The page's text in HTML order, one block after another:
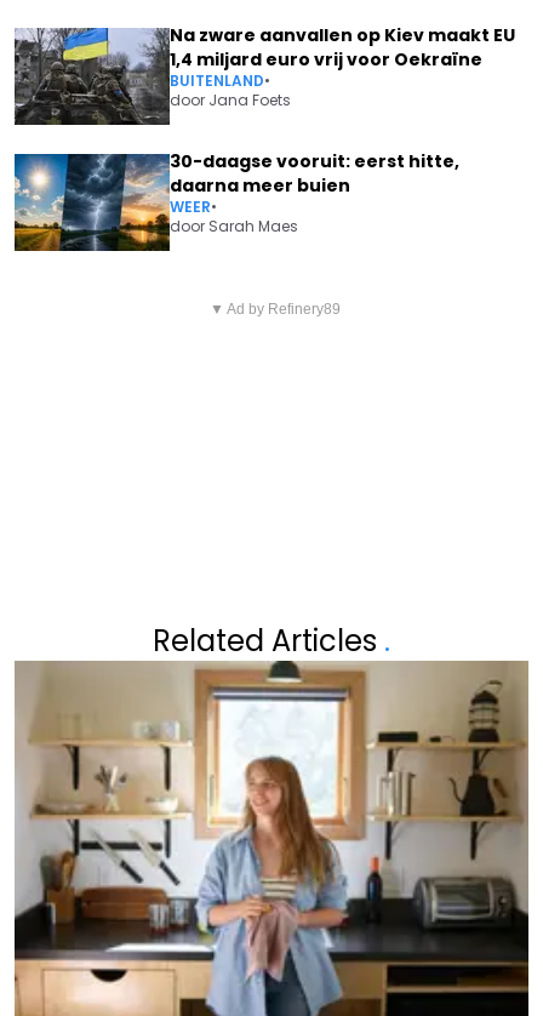
Na zware aanvallen op Kiev maakt EU
1,4 miljard euro vrij voor Oekraïne
BUITENLAND•
door Jana Foets
30-daagse vooruit: eerst hitte,
daarna meer buien
WEER•
door Sarah Maes
SOMBERE PAT KRIMSON: "ER
▼ Ad by Refinery89
Related Articles .